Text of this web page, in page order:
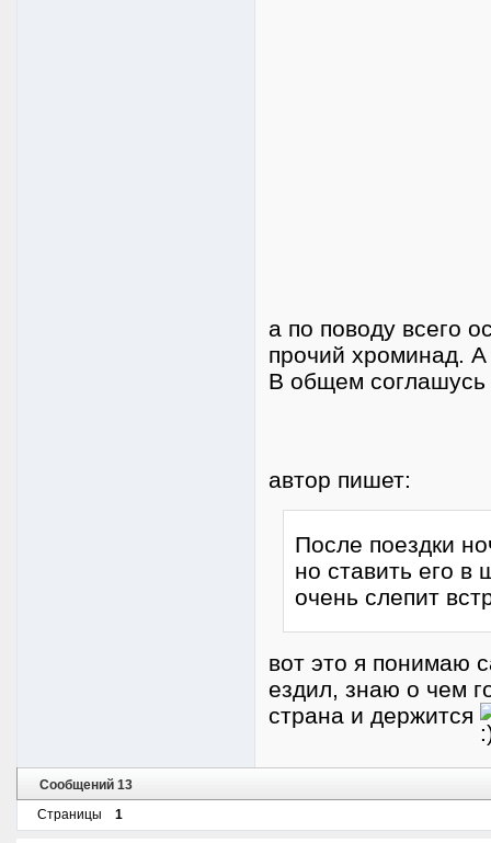
а по поводу всего
прочий хроминад.
В общем
автор пишет:
После поездки
но ставить его в
очень слепит
вот это я понимаю
ездил, знаю о чем
страна и держится
Сообщений 13
Страницы
1